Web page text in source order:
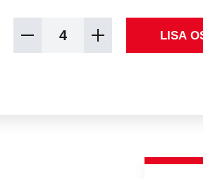
LISA